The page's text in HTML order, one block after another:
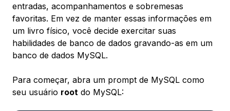
entradas, acompanhamentos e sobremesas
favoritas. Em vez de manter essas informações em
um livro físico, você decide exercitar suas
habilidades de banco de dados gravando-as em um
banco de dados MySQL.
Para começar, abra um prompt de MySQL como
seu usuário root do MySQL: